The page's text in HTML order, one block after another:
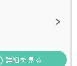
詳細を見る